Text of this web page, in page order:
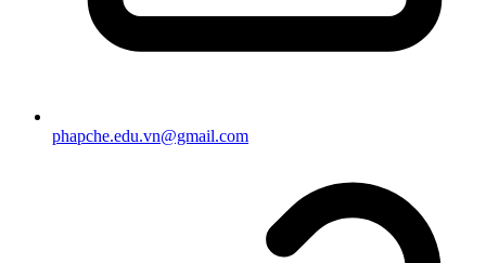
phapche.edu.vn@gmail.com